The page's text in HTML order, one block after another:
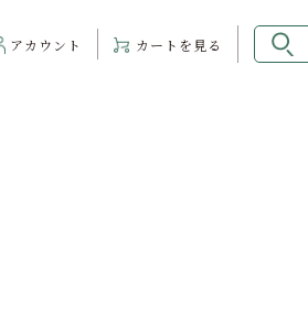
アカウント カート を見る